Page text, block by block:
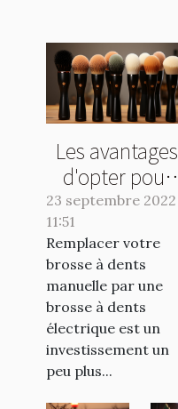
Les avantages
d'opter pour
une brosse
électrique
23 septembre 2022
11:51
Remplacer votre
brosse à dents
manuelle par une
brosse à dents
électrique est un
investissement un
peu plus...